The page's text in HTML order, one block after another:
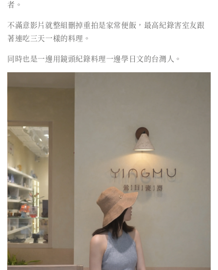
者。
不滿意影片就整組刪掉重拍是家常便飯，最高紀錄害室友跟
著連吃三天一樣的料理。
同時也是一邊用鏡頭紀錄料理一邊學日文的台灣人。